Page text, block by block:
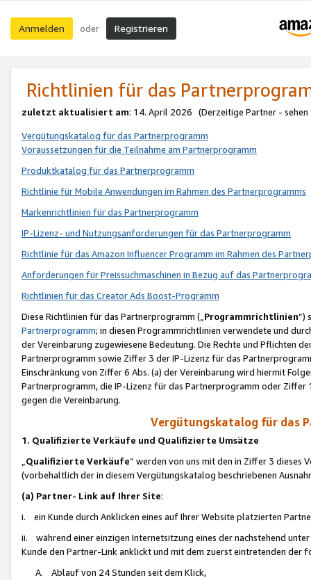
Anmelden oder Registrieren
Richtlinien für das
zuletzt aktualisiert am: 14. April 2026 (Derzeitige Partner - sehen
Vergütungskatalog für das Partnerprogramm
Voraussetzungen für die Teilnahme am Partnerprogramm
Produktkatalog für das Partnerprogramm
Richtlinie für Mobile Anwendungen im Rahmen des Partnerprogramms
Markenrichtlinien für das Partnerprogramm
IP-Lizenz- und Nutzungsanforderungen für das Partnerprogramm
Richtlinie für das Amazon Influencer Programm im Rahmen des
Anforderungen für Preissuchmaschinen in Bezug auf das
Richtlinien für das Creator Ads Boost-Programm
Diese Richtlinien für das Partnerprogramm („Programmrichtlinien“)
Partnerprogramm; in diesen Programmrichtlinien verwendete und
der Vereinbarung zugewiesene Bedeutung. Die Rechte und Pflichten
Partnerprogramm sowie Ziffer 3 der IP-Lizenz für das
Einschränkung von Ziffer 6 Abs. (a) der Vereinbarung wird hiermit
Partnerprogramm, die IP-Lizenz für das Partnerprogramm oder
gegen die Vereinbarung.
Vergütungskatalog für das
1. Qualifizierte Verkäufe und Qualifizierte Umsätze
Qualifizierte Verkäufe“ werden von uns mit den in Ziffer 3
(vorbehaltlich der in diesem Vergütungskatalog beschriebenen
(a) Partner- Link auf Ihrer Site:
i. ein Kunde durch Anklicken eines auf Ihrer Website platzierten
ii. während einer einzigen Internetsitzung eines der nachstehend
Kunde den Partner-Link anklickt und mit dem zuerst eintretenden der
A. Ablauf von 24 Stunden seit dem Klick,